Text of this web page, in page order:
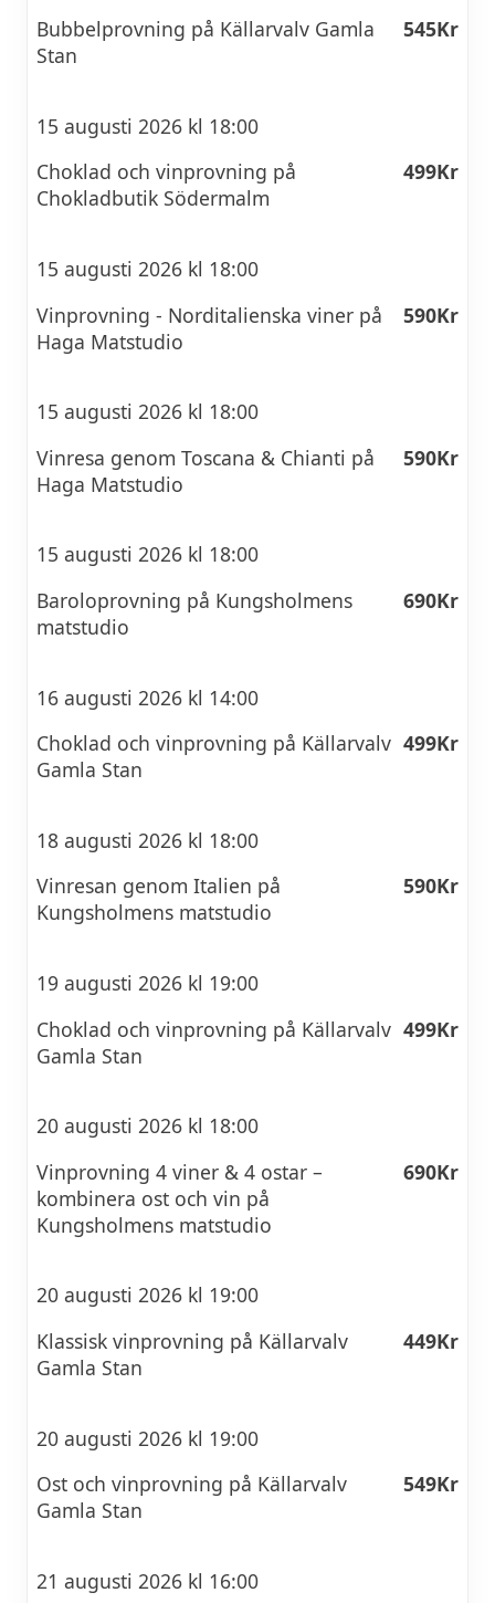
Bubbelprovning på Källarvalv Gamla
Stan
545Kr
15 augusti 2026 kl 18:00
Choklad och vinprovning på
Chokladbutik Södermalm
499Kr
15 augusti 2026 kl 18:00
Vinprovning - Norditalienska viner på
Haga Matstudio
590Kr
15 augusti 2026 kl 18:00
Vinresa genom Toscana & Chianti på
Haga Matstudio
590Kr
15 augusti 2026 kl 18:00
Baroloprovning på Kungsholmens
matstudio
690Kr
16 augusti 2026 kl 14:00
Choklad och vinprovning på Källarvalv
Gamla Stan
499Kr
18 augusti 2026 kl 18:00
Vinresan genom Italien på
Kungsholmens matstudio
590Kr
19 augusti 2026 kl 19:00
Choklad och vinprovning på Källarvalv
Gamla Stan
499Kr
20 augusti 2026 kl 18:00
Vinprovning 4 viner & 4 ostar –
kombinera ost och vin på
Kungsholmens matstudio
690Kr
20 augusti 2026 kl 19:00
Klassisk vinprovning på Källarvalv
Gamla Stan
449Kr
20 augusti 2026 kl 19:00
Ost och vinprovning på Källarvalv
Gamla Stan
549Kr
21 augusti 2026 kl 16:00